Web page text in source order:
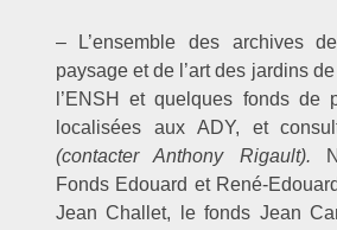
– L’ensemble des archives
paysage et de l’art des jardins
l’ENSH et quelques fonds de
localisées aux ADY, et
(contacter Anthony Rigault).
Fonds Edouard et René-
Jean Challet, le fonds Jean